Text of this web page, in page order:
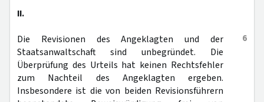
II.
6
Die Revisionen des Angeklagten und der
Staatsanwaltschaft sind unbegründet. Die
Überprüfung des Urteils hat keinen Rechtsfehler
zum Nachteil des Angeklagten ergeben.
Insbesondere ist die von beiden Revisionsführern